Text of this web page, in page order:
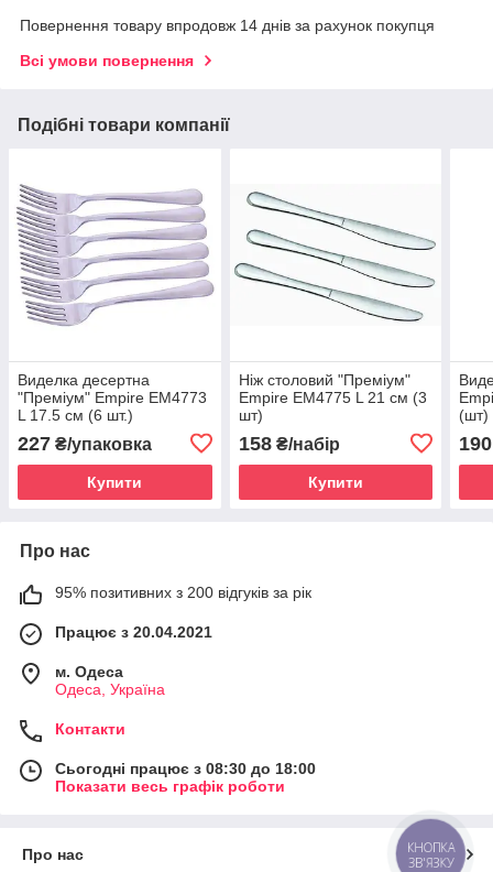
Повернення товару впродовж 14 днів за рахунок покупця
Всі умови повернення
Подібні товари компанії
Виделка десертна
"Преміум" Empire EM4773
L 17.5 см (6 шт.)
227 ₴/упаковка
Купити
Ніж столовий "Преміум"
Empire EM4775 L 21 см (3
шт)
158₴/набір
Купити
(шт)
190
Про нас
95% позитивних з 200 відгуків за рік
Працює з 20.04.2021
м. Одеса
Одеса, Україна
Контакти
Сьогодні працює з 08:30 до 18:00
Показати весь графік роботи
Про нас
КНОПКА
ЗВ'ЯЗКУ